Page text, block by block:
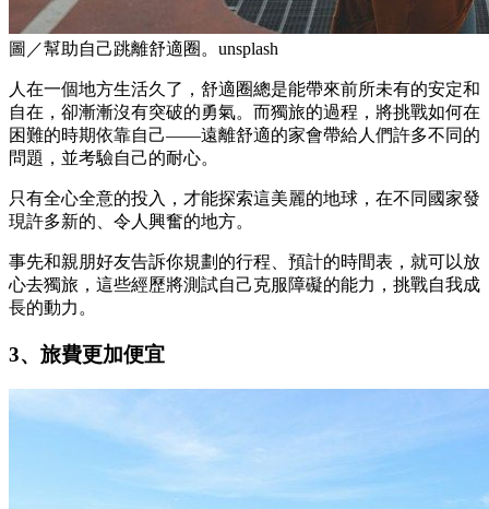
圖／幫助自己跳離舒適圈。unsplash
人在一個地方生活久了，舒適圈總是能帶來前所未有的安定和
自在，卻漸漸沒有突破的勇氣。而獨旅的過程，將挑戰如何在
困難的時期依靠自己——遠離舒適的家會帶給人們許多不同的
問題，並考驗自己的耐心。
只有全心全意的投入，才能探索這美麗的地球，在不同國家發
現許多新的、令人興奮的地方。
事先和親朋好友告訴你規劃的行程、預計的時間表，就可以放
心去獨旅，這些經歷將測試自己克服障礙的能力，挑戰自我成
長的動力。
3、旅費更加便宜